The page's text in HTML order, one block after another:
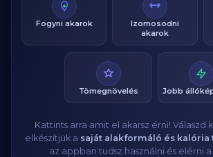
Fogyni akarok
Izomosodni
akarok
Tömegnövelés Jobb
Kattints arra amit el akarsz érni! Válaszd
elkészítjük a saját alakformáló és
az appban tudsz használni és elérni